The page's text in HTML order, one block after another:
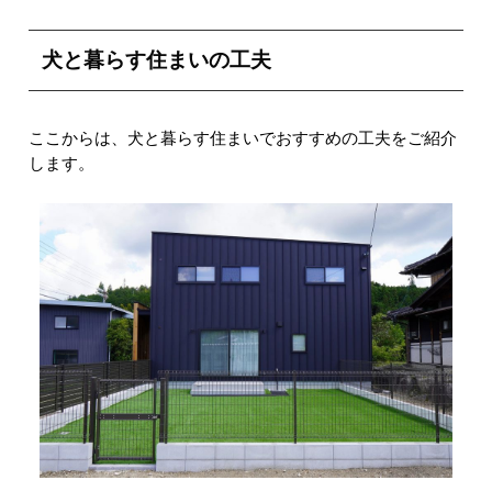
犬と暮らす住まいの工夫
ここからは、犬と暮らす住まいでおすすめの工夫をご紹介
します。